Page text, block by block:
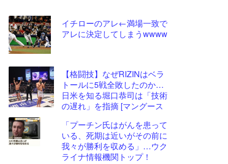
イチローのアレ←満場一致で
アレに決定してしまうwwww
【格闘技】なぜRIZINはベラ
トールに5戦全敗したのか…
日米を知る堀口恭司は「技術
の遅れ」を指摘 [マングース
「プーチン氏はがんを患って
いる、死期は近いがその前に
我々が勝利を収める」…ウク
ライナ情報機関トップ！